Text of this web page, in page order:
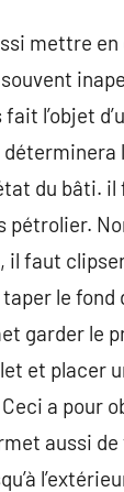
mettre en
l’objet
du bâti. il
pétrolier.
faut
le
garder le
et placer
a pour
aussi